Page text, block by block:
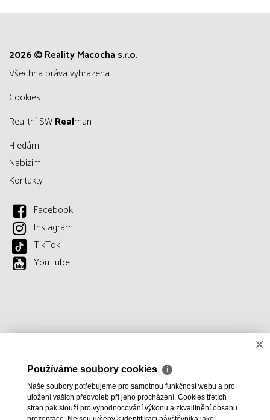
2026 © Reality Macocha s.r.o.
všechna práva vyhrazena
Cookies
Realitní SWRealman
Hledám
Nabízím
Kontakty
Facebook
Instagram
TikTok
YouTube
×
Používáme soubory cookies ℹ
Naše soubory potřebujeme pro samotnou funkčnost webu a pro
uložení vašich předvoleb při jeho procházení. Cookies třetích
stran pak slouží pro vyhodnocování výkonu a zkvalitnění obsahu